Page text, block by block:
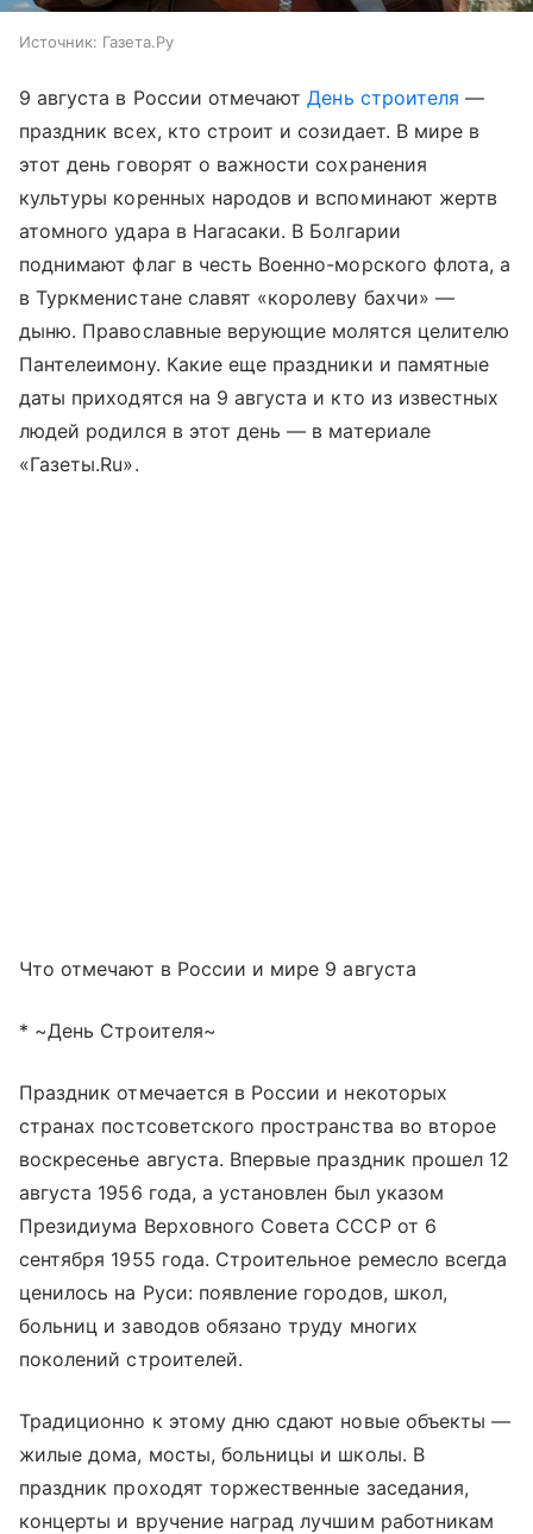
Источник: Газета.Ру
9 августа в России отмечаютДень строителя —
праздник всех, кто строит и созидает. В мире в
этот день говорят о важности сохранения
культуры коренных народов и вспоминают жертв
атомного удара в Нагасаки. В Болгарии
поднимают флаг в честь Военно-морского флота, а
в Туркменистане славят «королеву бахчи» —
дыню. Православные верующие молятся целителю
Пантелеимону. Какие еще праздники и памятные
даты приходятся на 9 августа и кто из известных
людей родился в этот день — в материале
«Газеты.Ru».
Что отмечают в России и мире 9 августа
* ~День Строителя~
Праздник отмечается в России и некоторых
странах постсоветского пространства во второе
воскресенье августа. Впервые праздник прошел 12
августа 1956 года, а установлен был указом
Президиума Верховного Совета СССР от 6
сентября 1955 года. Строительное ремесло всегда
ценилось на Руси: появление городов, школ,
больниц и заводов обязано труду многих
поколений строителей.
Традиционно к этому дню сдают новые объекты —
жилые дома, мосты, больницы и школы. В
праздник проходят торжественные заседания,
концерты и вручение наград лучшим работникам